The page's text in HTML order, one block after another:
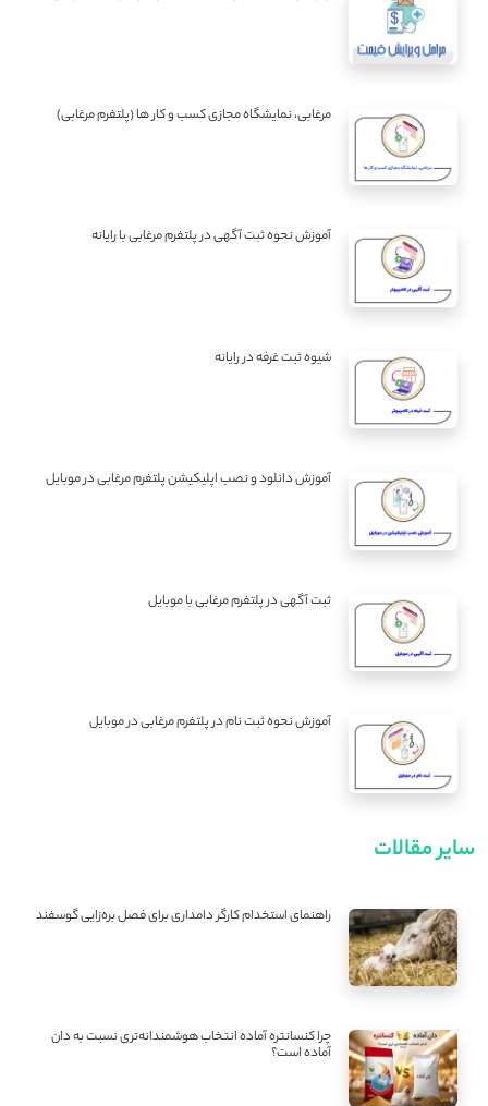
مرغابی، نمایشگاه مجازی کسب و کار ها (پلتفرم مرغابی)
آموزش نحوه ثبت آگهی در پلتفرم مرغابی با رایانه
شیوه ثبت غرفه در رایانه
آموزش دانلود و نصب اپلیکیشن پلتفرم مرغابی در موبایل
ثبت آگهی در پلتفرم مرغابی با موبایل
آموزش نحوه ثبت نام در پلتفرم مرغابی در موبایل
سایر مقالات
راهنمای استخدام کارگر دامداری برای فصل بره‌زایی گوسفند
چرا کنسانتره آماده انتخاب هوشمندانه‌تری نسبت به دان
آماده است؟